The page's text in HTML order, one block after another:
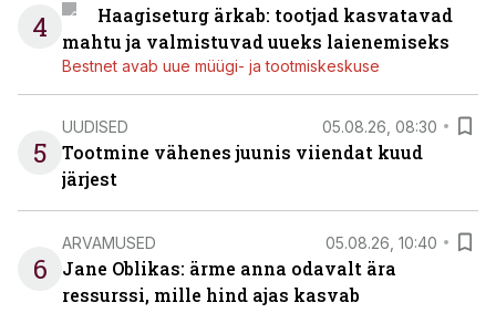
4
Haagiseturg ärkab: tootjad kasvatavad
mahtu ja valmistuvad uueks laienemiseks
Bestnet avab uue müügi- ja tootmiskeskuse
5
UUDISED 05.08.26, 08:30
Tootmine vähenes juunis viiendat kuud
järjest
6
ARVAMUSED 05.08.26, 10:40
Jane Oblikas: ärme anna odavalt ära
ressurssi, mille hind ajas kasvab